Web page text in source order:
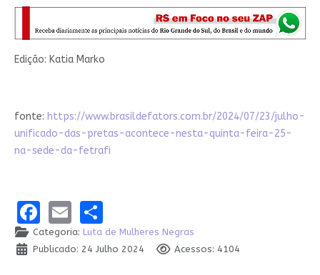
Edição: Katia Marko
fonte: https://www.brasildefators.com.br/2024/07/23/julho-
unificado-das-pretas-acontece-nesta-quinta-feira-25-
na-sede-da-fetrafi
Facebook
EmailShare
Categoria: Luta de Mulheres Negras
Publicado: 24 Julho 2024
Acessos: 4104